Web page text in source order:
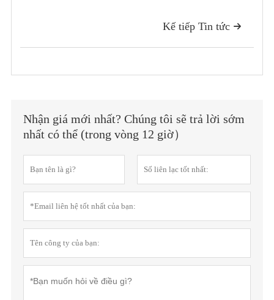

Kế tiếp Tin tức
Nhận giá mới nhất? Chúng tôi sẽ trả lời sớm
nhất có thể (trong vòng 12 giờ）